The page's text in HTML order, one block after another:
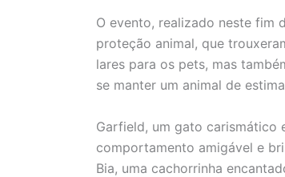
O evento, realizado neste fim
proteção animal, que
lares para os pets, mas
se manter um animal de
Garfield, um gato carismático
comportamento amigável e
Bia, uma cachorrinha